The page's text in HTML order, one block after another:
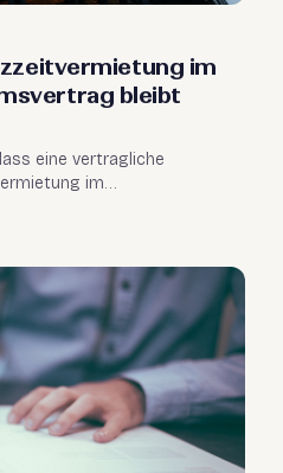
im
bleibt
eine vertragliche
im
durch die Wiener
außer Kraft gesetzt wird.